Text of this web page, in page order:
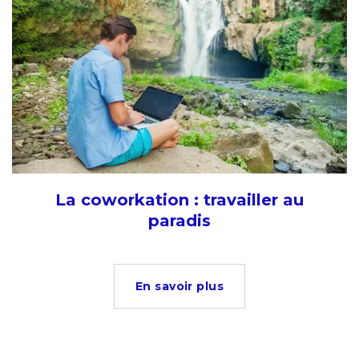
La coworkation : travailler au
paradis
En savoir plus